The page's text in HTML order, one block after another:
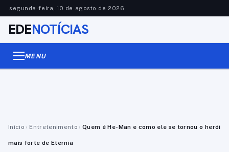
segunda-feira, 10 de agosto de 2026
EDENOTÍCIAS
MENU
Início › Entretenimento › Quem é He-Man e como ele se tornou o herói
mais forte de Eternia